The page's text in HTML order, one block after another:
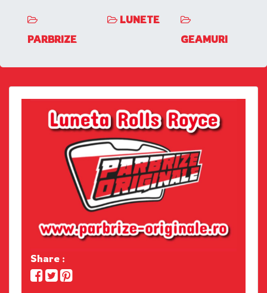
PARBRIZE
LUNETE
GEAMURI
Share :